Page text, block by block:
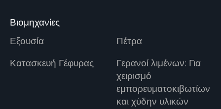
Βιομηχανίες
Εξουσία
Πέτρα
Κατασκευή Γέφυρας
Γερανοί λιμένων: Για
χειρισμό
εμπορευματοκιβωτίων
και χύδην υλικών